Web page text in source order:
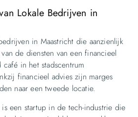
Lokale Bedrijven in
in Maastricht die aanzienlijk
de diensten van een financieel
in het stadscentrum
financieel advies zijn marges
naar een tweede locatie.
een startup in de tech-industrie die